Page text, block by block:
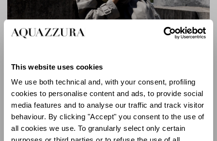
This website uses cookies
We use both technical and, with your consent, profiling
cookies to personalise content and ads, to provide social
media features and to analyse our traffic and track visitor
behaviour. By clicking "Accept" you consent to the use of
all cookies we use. To granularly select only certain
Alex Bag
系列采用深邃黑、野性绿与暗金色为主色调，贯穿其中的是
质，并辅以上乘皮革、柔滑麂皮及鳄鱼压纹材质，演绎高质
感触感。 色彩与材质的精致互动进一步提升了整个系列的
永恒魅力与搭配多样性。